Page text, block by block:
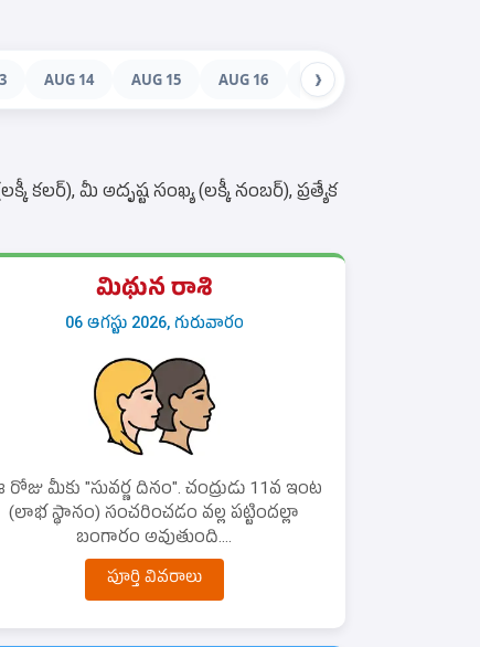
AUG 14 AUG 15 AUG 16 AUG 17
❯
మీ అదృష్ట సంఖ్య (లక్కీ నంబర్), ప్రత్యేక
మిథున రాశి
06 ఆగస్టు 2026, గురువారం
మీకు "సువర్ణ దినం". చంద్రుడు 11వ ఇంట
(లాభ స్థానం) సంచరించడం వల్ల పట్టిందల్లా
బంగారం అవుతుంది....
పూర్తి వివరాలు